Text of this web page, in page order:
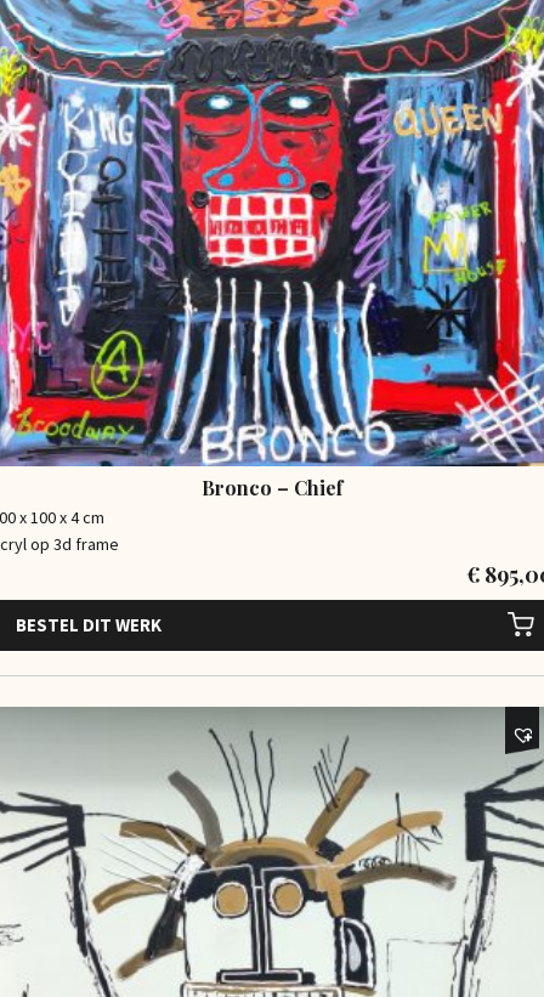
Bronco – Chief
x 100 x 4 cm
op 3d frame
€
BESTEL DIT WERK